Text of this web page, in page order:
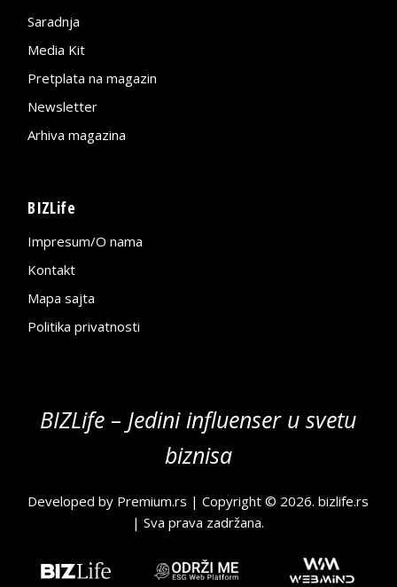
Saradnja
Media Kit
Pretplata na magazin
Newsletter
Arhiva magazina
BIZLife
Impresum/O nama
Kontakt
Mapa sajta
Politika privatnosti
BIZLife – Jedini influenser u svetu
biznisa
Developed by Premium.rs | Copyright © 2026.bizlife.rs
| Sva prava zadržana.